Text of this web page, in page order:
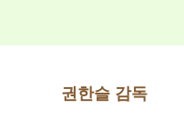
권한슬 감독